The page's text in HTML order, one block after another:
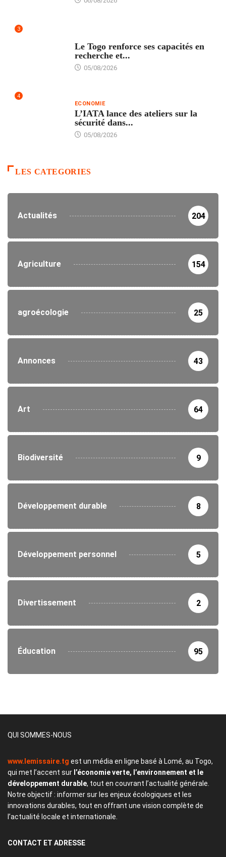
3
Le Togo renforce ses capacités en
recherche et...
05/08/2026
4
ECONOMIE
L’IATA lance des ateliers sur la
sécurité dans...
05/08/2026
LES CATEGORIES
Actualités 204
Agriculture 154
agroécologie 25
Annonces 43
Art 64
Biodiversité 9
Développement durable 8
Développement personnel 5
Divertissement 2
Éducation 95
QUI SOMMES-NOUS
www.lemissaire.tg est un média en ligne basé à Lomé, au Togo,
qui met l’accent sur l’économie verte, l’environnement et le
développement durable, tout en couvrant l’actualité générale.
Notre objectif : informer sur les enjeux écologiques et les
innovations durables, tout en offrant une vision complète de
l’actualité locale et internationale.
CONTACT ET ADRESSE